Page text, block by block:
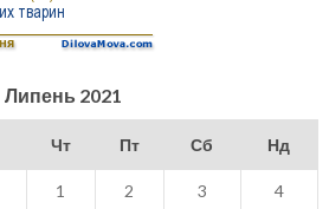
Липень 2021
Чт Пт Сб Нд
1 2 3 4